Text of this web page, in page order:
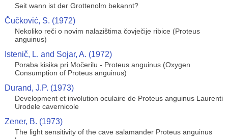
Seit wann ist der Grottenolm bekannt?
Čučković, S. (1972)
Nekoliko reči o novim nalazištima čovječije ribice (Proteus
anguinus)
Istenič, L. and Sojar, A. (1972)
Poraba kisika pri Močerilu - Proteus anguinus (Oxygen
Consumption of Proteus anguinus)
Durand, J.P. (1973)
Development et involution oculaire de Proteus anguinus Laurenti
Urodele cavernicole
Zener, B. (1973)
The light sensitivity of the cave salamander Proteus anguinus